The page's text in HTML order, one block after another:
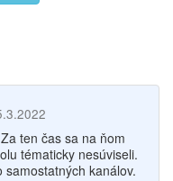
ten čas sa na ňom
tématicky nesúviseli.
kanálov.